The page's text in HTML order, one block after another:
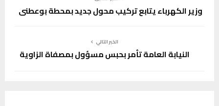
وزير الكهرباء يتابع تركيب محول جديد بمحطة بوعطني
الخبر التالي
النيابة العامة تأمر بحبس مسؤول بمصفاة الزاوية